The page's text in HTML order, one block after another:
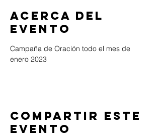
Acerca del
evento
Campaña de Oración todo el mes de
enero 2023
Compartir este
evento